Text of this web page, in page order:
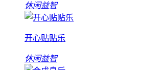
休闲益智
开心贴贴乐
休闲益智